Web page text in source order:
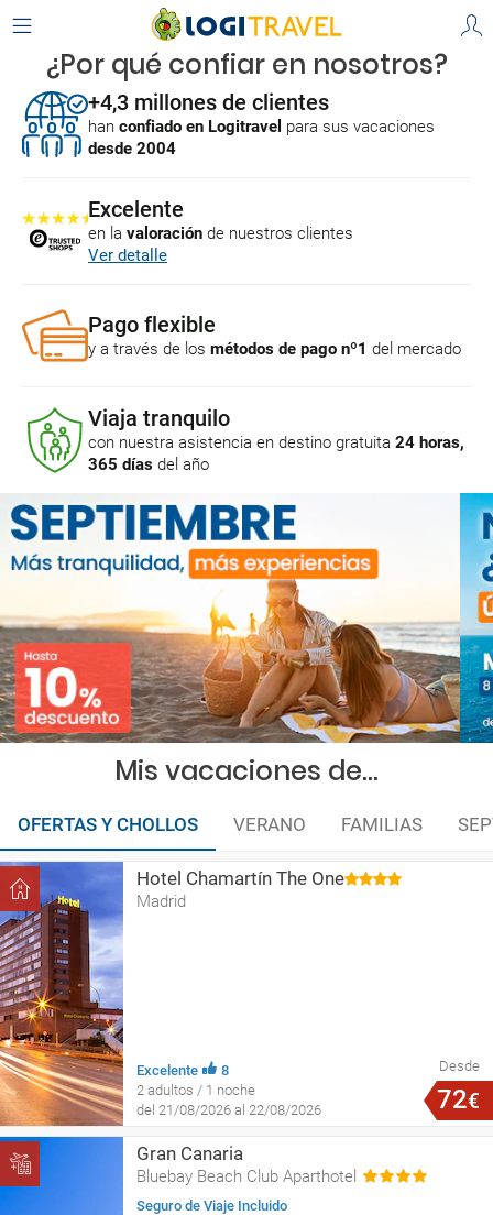
¿Por qué confiar en nosotros?
+4,3 millones de clientes
han confiado en Logitravel para sus vacaciones
desde 2004
Excelente
en la valoración de nuestros clientes
Ver detalle
Pago flexible
y a través de los métodos de pago nº1 del mercado
Viaja tranquilo
con nuestra asistencia en destino gratuita 24 horas,
365 días del año
Mis vacaciones de...
OFERTAS Y CHOLLOS VERANO FAMILIAS
Hotel Chamartín The One
Madrid
Excelente
8
2 adultos / 1 noche
del 21/08/2026 al 22/08/2026
Desde
72€
Gran Canaria
Bluebay Beach Club Aparthotel
Seguro de Viaje Incluido